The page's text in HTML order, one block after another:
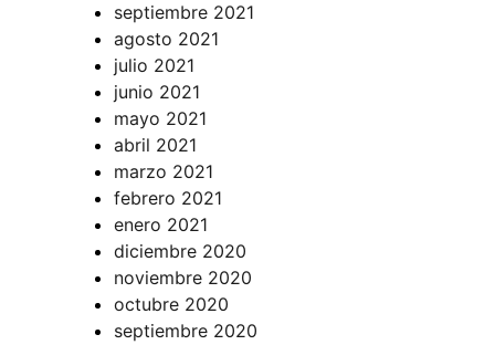
septiembre 2021
agosto 2021
julio 2021
junio 2021
mayo 2021
abril 2021
marzo 2021
febrero 2021
enero 2021
diciembre 2020
noviembre 2020
octubre 2020
septiembre 2020